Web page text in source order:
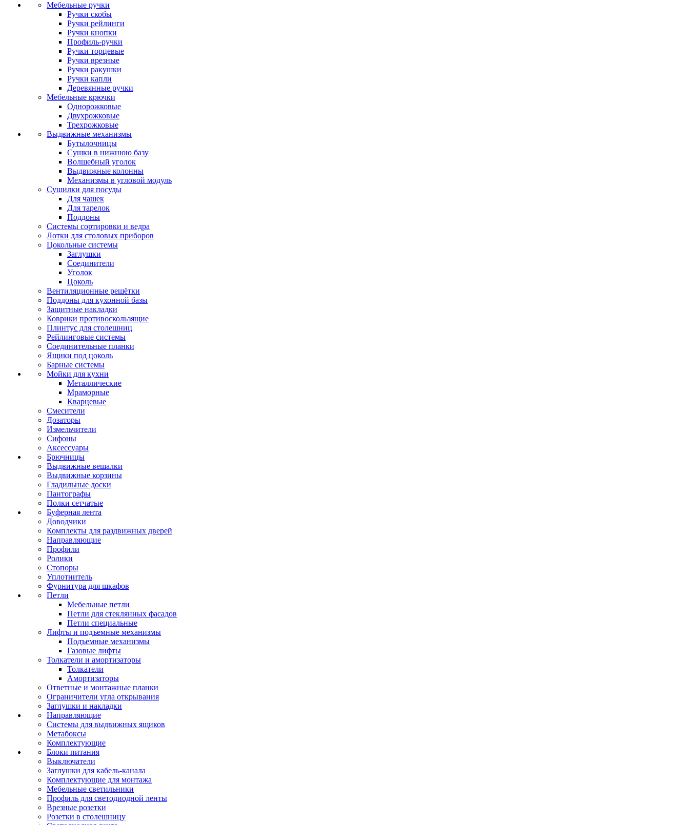
Мебельные ручки
Ручки скобы
Ручки рейлинги
Ручки кнопки
Профиль-ручки
Ручки торцевые
Ручки врезные
Ручки ракушки
Ручки капли
Деревянные ручки
Мебельные крючки
Однорожковые
Двухрожковые
Трехрожковые
Выдвижные механизмы
Бутылочницы
Сушки в нижнюю базу
Волшебный уголок
Выдвижные колонны
Механизмы в угловой модуль
Сушилки для посуды
Для чашек
Для тарелок
Поддоны
Системы сортировки и ведра
Лотки для столовых приборов
Цокольные системы
Заглушки
Соединители
Уголок
Цоколь
Вентиляционные решётки
Поддоны для кухонной базы
Защитные накладки
Коврики противоскользящие
Плинтус для столешниц
Рейлинговые системы
Соединительные планки
Ящики под цоколь
Барные системы
Мойки для кухни
Металлические
Мраморные
Кварцевые
Смесители
Дозаторы
Измельчители
Сифоны
Аксессуары
Брючницы
Выдвижные вешалки
Выдвижные корзины
Гладильные доски
Пантографы
Полки сетчатые
Буферная лента
Доводчики
Комплекты для раздвижных дверей
Направляющие
Профили
Ролики
Стопоры
Уплотнитель
Фурнитура для шкафов
Петли
Мебельные петли
Петли для стеклянных фасадов
Петли специальные
Лифты и подъемные механизмы
Подъемные механизмы
Газовые лифты
Толкатели и амортизаторы
Толкатели
Амортизаторы
Ответные и монтажные планки
Ограничители угла открывания
Заглушки и накладки
Направляющие
Системы для выдвижных ящиков
Метабоксы
Комплектующие
Блоки питания
Выключатели
Заглушки для кабель-канала
Комплектующие для монтажа
Мебельные светильники
Профиль для светодиодной ленты
Врезные розетки
Розетки в столешницу